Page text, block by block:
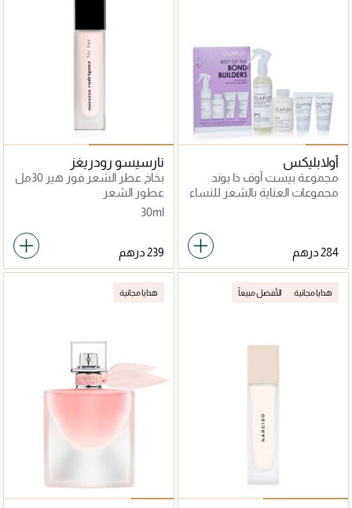
أولابليكس
مجموعة بيست أوف ذا بوند
بيلدرز
مجموعات العناية بالشعر للنساء
نارسيسو رودريغز
بخاخ عطر الشعر فور هير 30مل
عطور الشعر
30ml
هدايا مجانية الأفضل مبيعاً هدايا مجانية